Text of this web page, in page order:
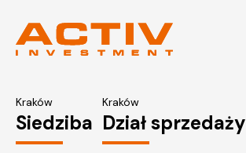
Kraków
Siedziba
Kraków
Dział sprzedaży